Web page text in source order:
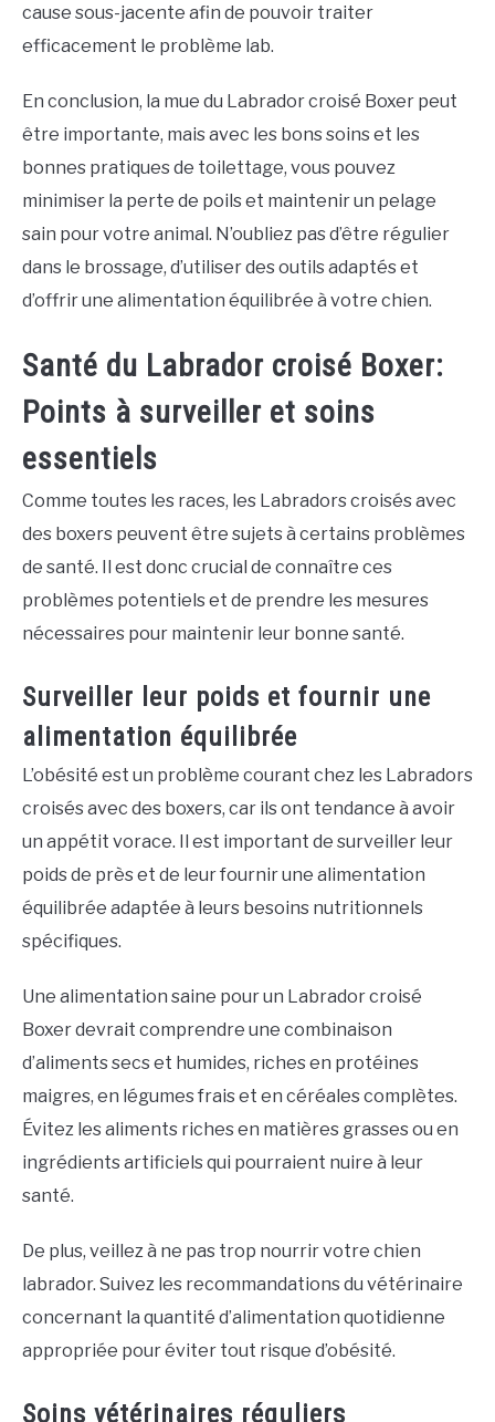
cause sous-jacente afin de pouvoir traiter
efficacement le problème lab.
En conclusion, la mue du Labrador croisé Boxer peut
être importante, mais avec les bons soins et les
bonnes pratiques de toilettage, vous pouvez
minimiser la perte de poils et maintenir un pelage
sain pour votre animal. N’oubliez pas d’être régulier
dans le brossage, d’utiliser des outils adaptés et
d’offrir une alimentation équilibrée à votre chien.
Santé du Labrador croisé Boxer:
Points à surveiller et soins
essentiels
Comme toutes les races, les Labradors croisés avec
des boxers peuvent être sujets à certains problèmes
de santé. Il est donc crucial de connaître ces
problèmes potentiels et de prendre les mesures
nécessaires pour maintenir leur bonne santé.
Surveiller leur poids et fournir une
alimentation équilibrée
L’obésité est un problème courant chez les Labradors
croisés avec des boxers, car ils ont tendance à avoir
un appétit vorace. Il est important de surveiller leur
poids de près et de leur fournir une alimentation
équilibrée adaptée à leurs besoins nutritionnels
spécifiques.
Une alimentation saine pour un Labrador croisé
Boxer devrait comprendre une combinaison
d’aliments secs et humides, riches en protéines
maigres, en légumes frais et en céréales complètes.
Évitez les aliments riches en matières grasses ou en
ingrédients artificiels qui pourraient nuire à leur
santé.
De plus, veillez à ne pas trop nourrir votre chien
labrador. Suivez les recommandations du vétérinaire
concernant la quantité d’alimentation quotidienne
appropriée pour éviter tout risque d’obésité.
Soins vétérinaires réguliers